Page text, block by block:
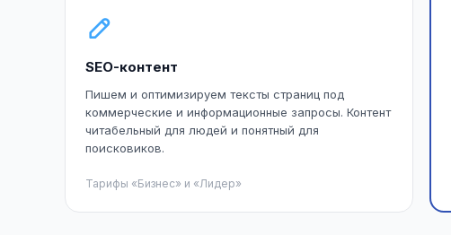
SEO-контент
Пишем и оптимизируем тексты страниц под
коммерческие и информационные запросы. Контент
читабельный для людей и понятный для
поисковиков.
Тарифы «Бизнес» и «Лидер»